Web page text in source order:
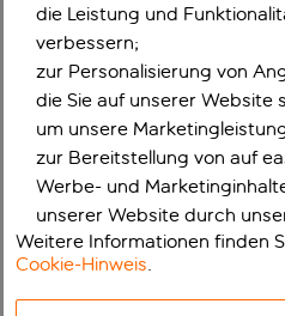
die Leistung und
verbessern;
zur Personalisierung von
die Sie auf unserer Website
um unsere
zur Bereitstellung von auf
Werbe- und
unserer Website durch
Weitere Informationen finden
Cookie-Hinweis.